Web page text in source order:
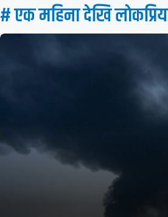
# एक महिना देखि लाेकप्रिय